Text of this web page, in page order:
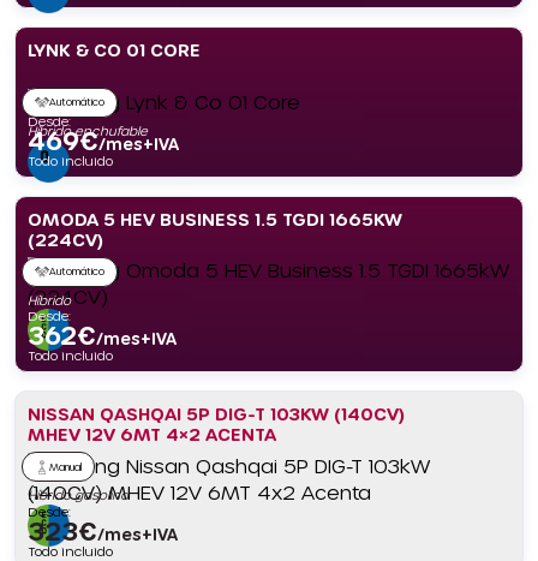
LYNK & CO 01 CORE
Automático
Híbrido enchufable
Desde:
469€/mes+IVA
Todo incluido
OMODA 5 HEV BUSINESS 1.5 TGDI 1665KW
(224CV)
Automático
Híbrido
Desde:
362€/mes+IVA
Todo incluido
NISSAN QASHQAI 5P DIG-T 103KW (140CV)
MHEV 12V 6MT 4×2 ACENTA
Manual
Híbrido gasolina
Desde:
323€/mes+IVA
Todo incluido